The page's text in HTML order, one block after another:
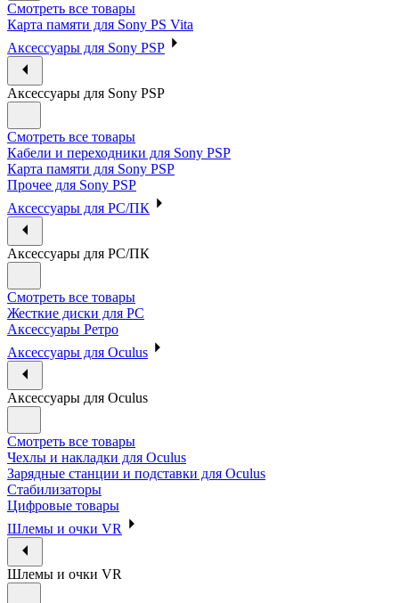
Смотреть все товары
Карта памяти для Sony PS Vita
Аксессуары для Sony PSP
Аксессуары для Sony PSP
Смотреть все товары
Кабели и переходники для Sony PSP
Карта памяти для Sony PSP
Прочее для Sony PSP
Аксессуары для PC/ПК
Аксессуары для PC/ПК
Смотреть все товары
Жесткие диски для PC
Аксессуары Ретро
Аксессуары для Oculus
Аксессуары для Oculus
Смотреть все товары
Чехлы и накладки для Oculus
Зарядные станции и подставки для Oculus
Стабилизаторы
Цифровые товары
Шлемы и очки VR
Шлемы и очки VR